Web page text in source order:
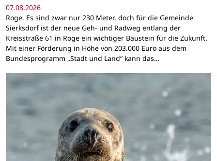
07.08.2026
Roge. Es sind zwar nur 230 Meter, doch für die Gemeinde
Sierksdorf ist der neue Geh- und Radweg entlang der
Kreisstraße 61 in Roge ein wichtiger Baustein für die Zukunft.
Mit einer Förderung in Höhe von 203.000 Euro aus dem
Bundesprogramm „Stadt und Land“ kann das…